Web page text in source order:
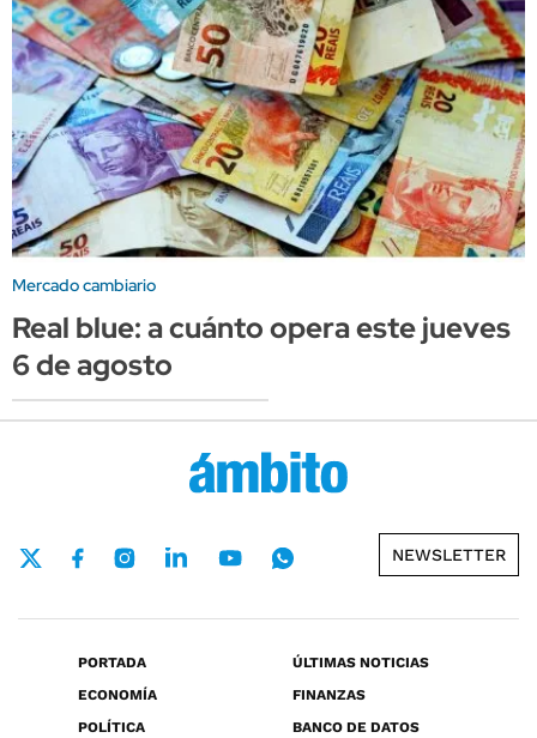
Mercado cambiario
Real blue: a cuánto opera este jueves
6 de agosto
NEWSLETTER
PORTADA
ÚLTIMAS NOTICIAS
ECONOMÍA
FINANZAS
POLÍTICA
BANCO DE DATOS